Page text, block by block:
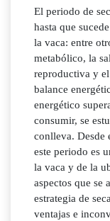
El periodo de
hasta que
la vaca: entre
metabólico, la
reproductiva y
balance
energético
consumir, se
conlleva. Desde
este periodo es
la vaca y de la
aspectos que se
estrategia de
ventajas e